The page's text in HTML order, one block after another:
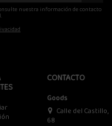
nuestra información de contacto
CONTACTO
Goods
Calle del Castillo,
68